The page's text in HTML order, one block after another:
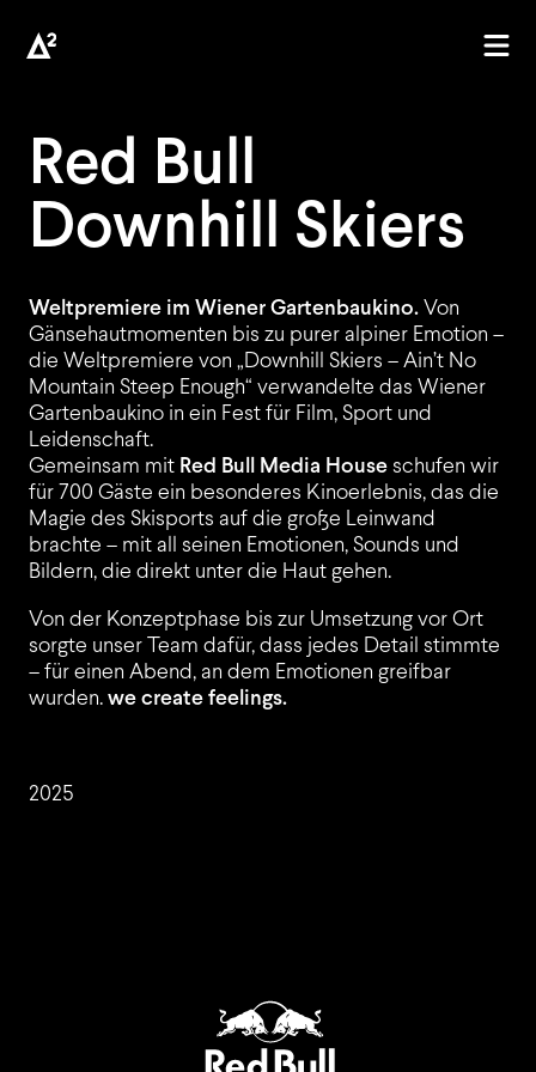
AGENTUR
PROJEKTE
KUNDEN
Red Bull
Downhill Skiers
Weltpremiere im Wiener Gartenbaukino.Von
Gänsehautmomenten bis zu purer alpiner Emotion –
die Weltpremiere von „Downhill Skiers – Ain’t No
Mountain Steep Enough“ verwandelte das Wiener
Gartenbaukino in ein Fest für Film, Sport und
Leidenschaft.
Gemeinsam mit Red Bull Media Houseschufen wir
für 700 Gäste ein besonderes Kinoerlebnis, das die
Magie des Skisports auf die große Leinwand
brachte – mit all seinen Emotionen, Sounds und
Bildern, die direkt unter die Haut gehen.
Von der Konzeptphase bis zur Umsetzung vor Ort
sorgte unser Team dafür, dass jedes Detail stimmte
– für einen Abend, an dem Emotionen greifbar
wurden.we create feelings.
2025